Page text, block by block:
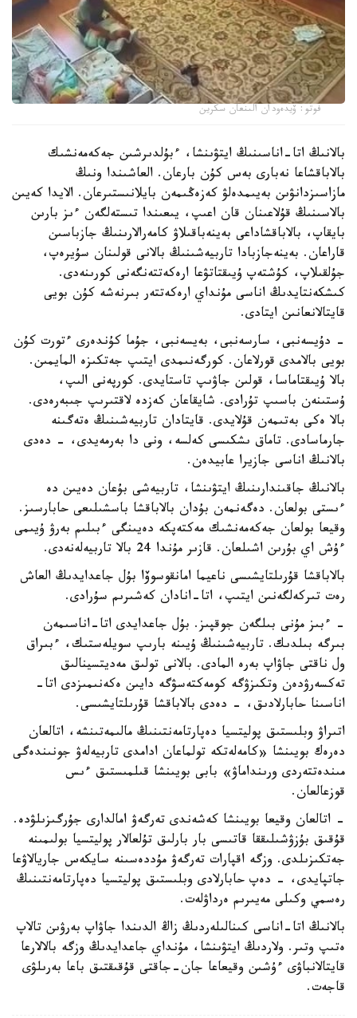
فوتو: ۆيدەودان الىنعان سكرين
بالانىڭ اتا-اناسىنىڭ ايتۋىنشا، ءبۇلدىرشىن جەكەمەنشىك
بالاباقشاعا نەبارى بەس كۇن بارعان. العاشىندا ونىڭ
مازاسىزدانۋىن بەيىمدەلۋ كەزەڭىمەن بايلانىستىرعان. الايدا كەيىن
بالاسىنىڭ قۇلاعىنان قان اعىپ، يىعىندا تىستەلگەن ءىز بارىن
بايقاپ، بالاباقشاداعى بەينەباقىلاۋ كامەرالارىنىڭ جازباسىن
قاراعان. بەينەجازبادا تاربيەشىنىڭ بالانى قولىنان سۇيرەپ،
جۇلقىلاپ، كۇشتەپ ۇيىقتاتۋعا ارەكەتتەنگەنى كورىنەدى.
كىشكەنتايدىڭ اناسى مۇنداي ارەكەتتەر بىرنەشە كۇن بويى
قايتالانعانىن ايتادى.
- دۇيسەنبى، سارسەنبى، بەيسەنبى، جۇما كۇندەرى ءتورت كۇن
بويى بالامدى قورلاعان. كورگەنىمدى ايتىپ جەتكىزە المايمىن.
بالا ۇيىقتاماسا، قولىن جاۋىپ تاستايدى. كورپەنى الىپ،
ۇستىنەن باسىپ تۇرادى. شايقاعان كەزدە لاقتىرىپ جىبەرەدى.
بالا ەكى بەتىمەن قۇلايدى. قايتادان تاربيەشىنىڭ ەتەگىنە
جارماسادى. تاماق ىشكىسى كەلسە، ونى دا بەرمەيدى، - دەدى
بالانىڭ اناسى جازيرا عابيدەن.
بالانىڭ جاقىندارىنىڭ ايتۋىنشا، تاربيەشى بۇعان دەيىن دە
ءىستى بولعان. دەگەنمەن بۇدان بالاباقشا باسشىلىعى حابارسىز.
وقيعا بولعان جەكەمەنشىك مەكتەپكە دەيىنگى ءبىلىم بەرۋ ۇيىمى
ءۇش اي بۇرىن اشىلعان. قازىر مۇندا 24 بالا تاربيەلەنەدى.
بالاباقشا قۇرىلتايشىسى ناعيما امانقوسوۆا بۇل جاعدايدىڭ العاش
رەت تىركەلگەنىن ايتىپ، اتا-انادان كەشىرىم سۇرادى.
- ءبىز مۇنى بىلگەن جوقپىز. بۇل جاعدايدى اتا-اناسىمەن
بىرگە بىلدىك. تاربيەشىنىڭ ۇيىنە بارىپ سويلەستىك، ءبىراق
ول ناقتى جاۋاپ بەرە المادى. بالانى تولىق مەديتسينالىق
تەكسەرۋدەن وتكىزۋگە كومەكتەسۋگە دايىن ەكەنىمىزدى اتا-
اناسىنا حابارلادىق، - دەدى بالاباقشا قۇرىلتايشىسى.
اتىراۋ وبلىستىق پوليتسيا دەپارتامەنتىنىڭ مالىمەتىنشە، اتالعان
دەرەك بويىنشا «كامەلەتكە تولماعان ادامدى تاربيەلەۋ جونىندەگى
مىندەتتەردى ورىنداماۋ» بابى بويىنشا قىلمىستىق ءىس
قوزعالعان.
- اتالعان وقيعا بويىنشا كەشەندى تەرگەۋ امالدارى جۇرگىزىلۋدە.
قۇقىق بۇزۋشىلىققا قاتىسى بار بارلىق تۇلعالار پوليتسيا بولىمىنە
جەتكىزىلدى. وزگە اقپارات تەرگەۋ مۇددەسىنە سايكەس جاريالاۋعا
جاتپايدى، - دەپ حابارلادى وبلىستىق پوليتسيا دەپارتامەنتىنىڭ
رەسمي وكىلى مەيىرىم ەرداۋلەت.
بالانىڭ اتا-اناسى كىنالىلەردىڭ زاڭ الدىندا جاۋاپ بەرۋىن تالاپ
ەتىپ وتىر. ولاردىڭ ايتۋىنشا، مۇنداي جاعدايدىڭ وزگە بالالارعا
قايتالانباۋى ءۇشىن وقيعاعا جان-جاقتى قۇقىقتىق باعا بەرىلۋى
قاجەت.